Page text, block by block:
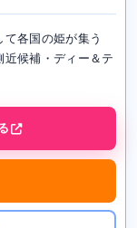
各国の姫が集う
近候補・ディー＆テ